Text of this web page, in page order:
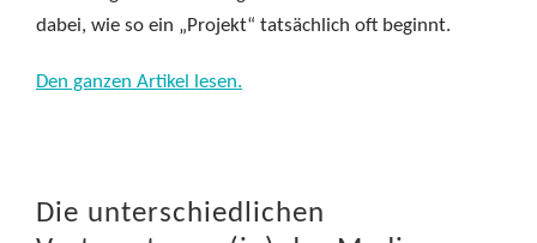
dabei, wie so ein „Projekt“ tatsächlich oft beginnt.
Den ganzen Artikel lesen.
Die unterschiedlichen